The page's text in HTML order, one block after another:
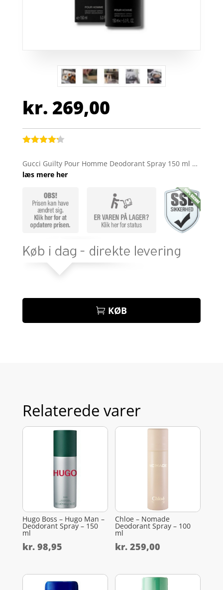
kr. 269,00
ud af 5
baseret
mmelser
Gucci Guilty Pour Homme Deodorant Spray 150 ml …
læs mere her
KØB
Relaterede varer
Hugo Boss – Hugo Man –
Deodorant Spray – 150
ml
kr.98,95
Chloe – Nomade
Deodorant Spray – 100
ml
kr. 259,00